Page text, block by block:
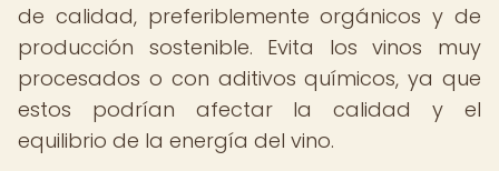
de calidad, preferiblemente orgánicos y de
producción sostenible. Evita los vinos muy
procesados o con aditivos químicos, ya que
estos podrían afectar la calidad y el
equilibrio de la energía del vino.